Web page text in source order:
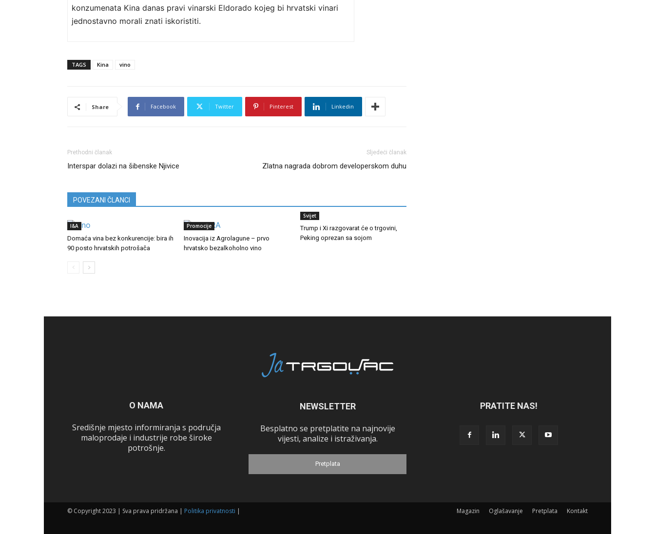
konzumenata Kina danas pravi vinarski Eldorado kojeg bi hrvatski vinari
jednostavno morali znati iskoristiti.
TAGS Kina vino
Share Facebook Twitter Pinterest Linkedin
Prethodni članak
Interspar dolazi na šibenske Njivice
Sljedeći članak
Zlatna nagrada dobrom developerskom duhu
POVEZANI ČLANCI
I&A
Domaća vina bez konkurencije: bira ih
90 posto hrvatskih potrošača
Promocije
Inovacija iz Agrolagune – prvo
hrvatsko bezalkoholno vino
Svijet
Trump i Xi razgovarat će o trgovini,
Peking oprezan sa sojom
O NAMA
Središnje mjesto informiranja s područja
maloprodaje i industrije robe široke
potrošnje.
NEWSLETTER
Besplatno se pretplatite na najnovije
vijesti, analize i istraživanja.
Pretplata
PRATITE NAS!
Magazin Oglašavanje Pretplata Kontakt
© Copyright 2023 | Sva prava pridržana | Politika privatnosti |